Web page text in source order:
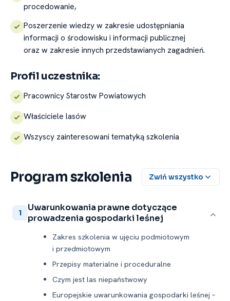
procedowanie,
Poszerzenie wiedzy w zakresie udostępniania
informacji o środowisku i informacji publicznej
oraz w zakresie innych przedstawianych zagadnień.
Profil uczestnika:
Pracownicy Starostw Powiatowych
Właściciele lasów
Wszyscy zainteresowani tematyką szkolenia
Program szkolenia Zwiń wszystko
1
Uwarunkowania prawne dotyczące
prowadzenia gospodarki leśnej
Zakres szkolenia w ujęciu podmiotowym
i przedmiotowym
Przepisy materialne i proceduralne
Czym jest las niepaństwowy
Europejskie uwarunkowania gospodarki leśnej –